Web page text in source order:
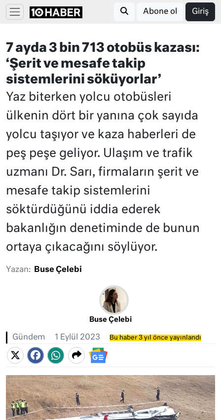
Abone ol Giriş
7 ayda 3 bin 713 otobüs kazası:
‘Şerit ve mesafe takip
sistemlerini söküyorlar’
Yaz biterken yolcu otobüsleri
ülkenin dört bir yanına çok sayıda
yolcu taşıyor ve kaza haberleri de
peş peşe geliyor. Ulaşım ve trafik
uzmanı Dr. Sarı, firmaların şerit ve
mesafe takip sistemlerini
söktürdüğünü iddia ederek
bakanlığın denetiminde de bunun
ortaya çıkacağını söylüyor.
Yazan: Buse Çelebi
Buse Çelebi
Gündem 1 Eylül 2023 Bu haber 3 yıl önce yayınlandı